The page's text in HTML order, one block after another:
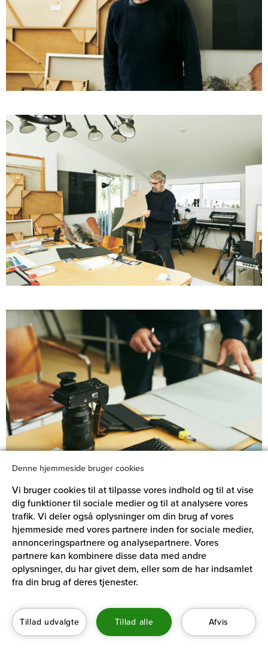
© Christian Hoyer
ADRESSE
2100 København Ø
Kontakt VISDA
Denne hjemmeside bruger cookies
Vi bruger cookies til at tilpasse vores indhold og til at vise
dig funktioner til sociale medier og til at analysere vores
trafik. Vi deler også oplysninger om din brug af vores
hjemmeside med vores partnere inden for sociale medier,
annonceringspartnere og analysepartnere. Vores
partnere kan kombinere disse data med andre
oplysninger, du har givet dem, eller som de har indsamlet
fra din brug af deres tjenester.
Tillad udvalgte Tillad alle Afvis